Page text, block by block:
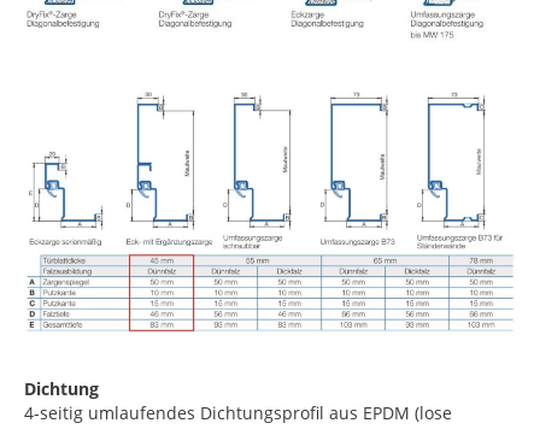
Dichtung
4-seitig umlaufendes Dichtungsprofil aus EPDM (lose